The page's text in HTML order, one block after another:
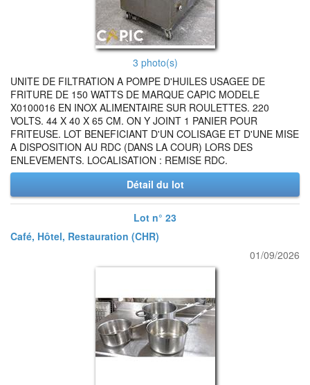
3 photo(s)
UNITE DE FILTRATION A POMPE D'HUILES USAGEE DE
FRITURE DE 150 WATTS DE MARQUE CAPIC MODELE
X0100016 EN INOX ALIMENTAIRE SUR ROULETTES. 220
VOLTS. 44 X 40 X 65 CM. ON Y JOINT 1 PANIER POUR
FRITEUSE. LOT BENEFICIANT D'UN COLISAGE ET D'UNE MISE
A DISPOSITION AU RDC (DANS LA COUR) LORS DES
ENLEVEMENTS. LOCALISATION : REMISE RDC.
Détail du lot
Lot n° 23
Café, Hôtel, Restauration (CHR)
01/09/2026